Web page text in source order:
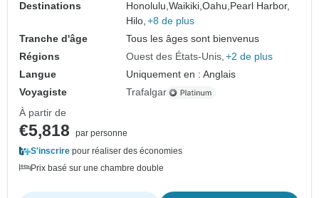
Destinations
Honolulu,Waikiki,Oahu,Pearl Harbor,
Hilo, +8 de plus
Tranche d'âge
Tous les âges sont bienvenus
Régions
Ouest des États-Unis +2 de plus
Langue
Uniquement en : Anglais
Voyagiste
Trafalgar
À partir de
€5,818
par personne
S'inscrire pour réaliser des économies
Prix basé sur une chambre double